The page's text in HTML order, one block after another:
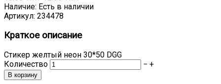
Наличие: Есть в наличии
Артикул: 234478
Краткое описание
Стикер желтый неон 30*50 DGG
Количество
− +